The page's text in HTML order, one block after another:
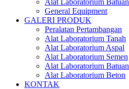
Alat Laboratorium Batuan
General Equipment
GALERI PRODUK
Peralatan Pertambangan
Alat Laboratorium Tanah
Alat Laboratorium Aspal
Alat Laboratorium Semen
Alat Laboratorium Batuan
Alat Laboratorium Beton
KONTAK